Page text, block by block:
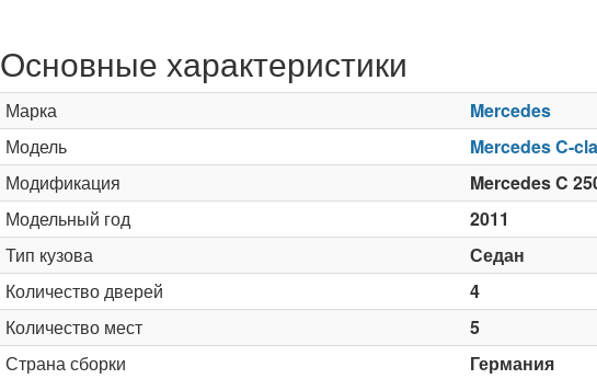
Основные характеристики
Марка
Mercedes
Модель
Mercedes C-
Модификация
Mercedes C
Модельный год
2011
Тип кузова
Седан
Количество дверей
4
Количество мест
5
Страна сборки
Германия